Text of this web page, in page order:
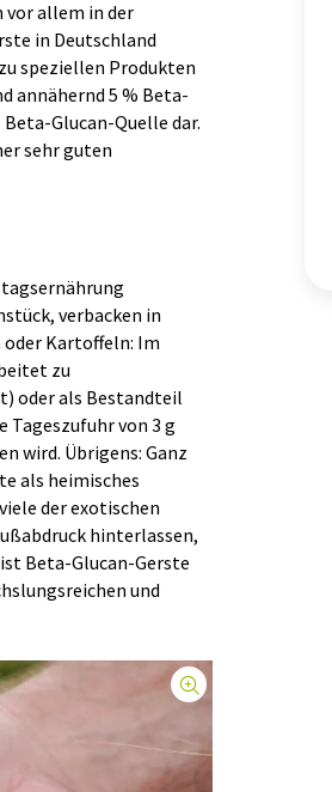
allem in der
in Deutschland
speziellen Produkten
annähernd 5 % Beta-
Glucan-Quelle dar.
sehr guten
verbacken in
Kartoffeln: Im
zu
oder als Bestandteil
von 3 g
wird. Übrigens: Ganz
als heimisches
der exotischen
hinterlassen,
Beta-Glucan-Gerste
und